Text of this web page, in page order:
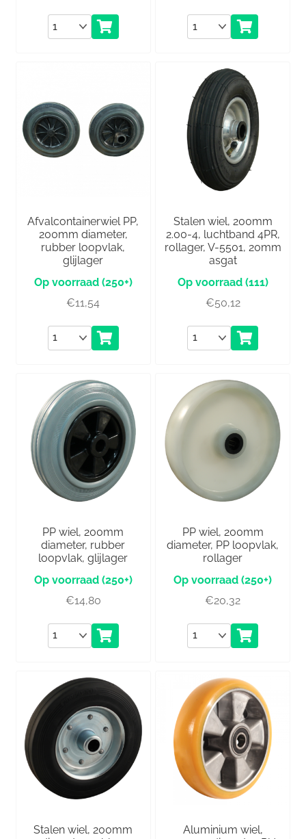
Aantal Aantal
Afvalcontainerwiel PP,
200mm diameter,
rubber loopvlak,
glijlager
(250+)
€11,54
Aantal
Stalen wiel, 200mm
2.00-4, luchtband 4PR,
rollager, V-5501, 20mm
asgat
(111)
€50,12
Aantal
PP wiel, 200mm
diameter, rubber
loopvlak, glijlager
(250+)
€14,80
Aantal
PP wiel, 200mm
diameter, PP loopvlak,
rollager
(250+)
€20,32
Aantal
Stalen wiel, 200mm
Aluminium wiel,